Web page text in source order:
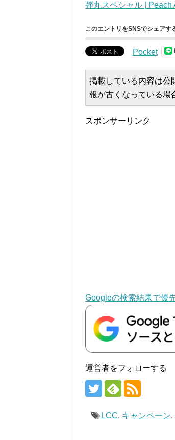
弾丸スペシャル | Peach
このエントリをSNSでシェアす
Pocket
掲載している内容は公
報が古くなっている場
スポンサーリンク
Googleの検索結果で優
運営者をフォローする
LCC, キャンペーン,